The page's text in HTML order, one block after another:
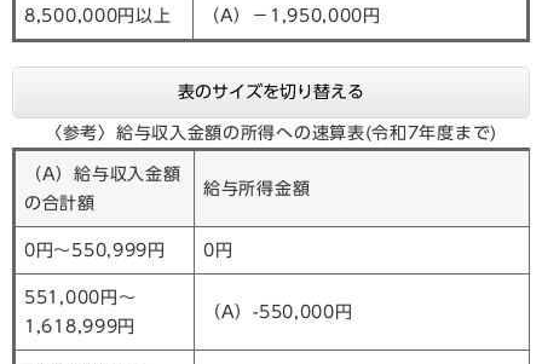
8,500,000円以上 （A）－1,950,000円
表のサイズを切り替える
〈参考〉給与収入金額の所得への速算表(令和7年度まで)
（A）給与収入金額
の合計額
給与所得金額
0円～550,999円 0円
551,000円～
1,618,999円
（A）-550,000円